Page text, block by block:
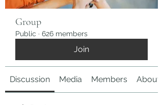
Group
Public · 626 members
Join
Discussion Media Members About